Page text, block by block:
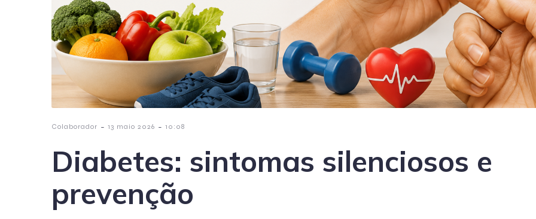
Colaborador - 13 maio 2026 - 10:08
Diabetes: sintomas silenciosos e
prevenção